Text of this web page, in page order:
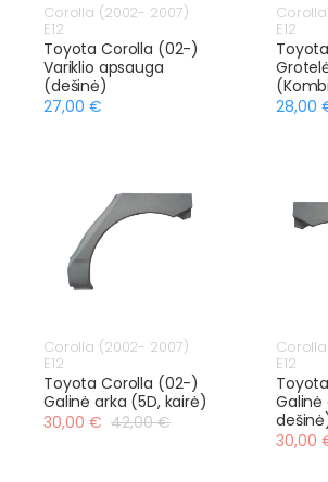
Corolla (2002- 2007)
E12
Toyota Corolla (02-)
Variklio apsauga
(dešinė)
27,00 €
E12
28,00
Corolla (2002- 2007)
E12
Toyota Corolla (02-)
Galinė arka (5D, kairė)
30,00 € 42,00 €
E12
Galinė
30,00